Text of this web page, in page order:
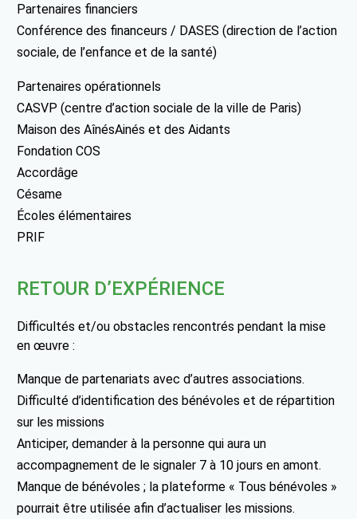
Partenaires financiers
Conférence des financeurs / DASES (direction de l’action
sociale, de l’enfance et de la santé)
Partenaires opérationnels
CASVP (centre d’action sociale de la ville de Paris)
Maison des AînésAinés et des Aidants
Fondation COS
Accordâge
Césame
Écoles élémentaires
PRIF
RETOUR D’EXPÉRIENCE
Difficultés et/ou obstacles rencontrés pendant la mise
en œuvre :
Manque de partenariats avec d’autres associations.
Difficulté d’identification des bénévoles et de répartition
sur les missions
Anticiper, demander à la personne qui aura un
accompagnement de le signaler 7 à 10 jours en amont.
Manque de bénévoles ; la plateforme « Tous bénévoles »
pourrait être utilisée afin d’actualiser les missions.